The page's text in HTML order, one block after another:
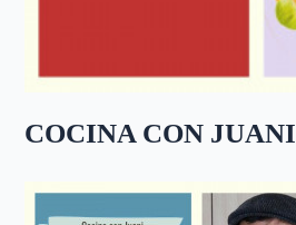
COCINA CON JUANI